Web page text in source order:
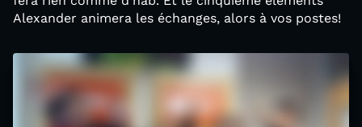
Alexander animera les échanges, alors à vos postes!